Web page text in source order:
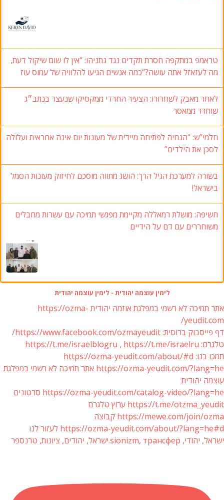
טראמפ במתקפה חסרת תקדים נגד נתניהו: “אין לו שום שיקול דעת,
מה לעזאזל אתה עושה?“כמה אנשים הגיעו להלוויה של עמוס עוז
לאחר מאבק לשחרורו: הצעיר החרדי ממקסיקו שנעצר בנתב״ג
שוחרר ממאסר
חלמי”ש: “הנחיה לפתיחה מיידית של מעונות יום אינה אחראית ועלולה
לסכן את הילדים”
בשורה למערכת הגיל הרך: הושג מתווה מוסכם לחיזוק מעונות הסמל
בישראל!
חשיפה: מושלת רמאללה מקיימת מפגשי תמיכה עם עשרות מחבלים
משוחררים עם דם על הידיים
לימין עוצמה יהודית - לימין עוצמה יהודית
אתר תמיכה לא רשמי במפלגת אוזמה יהודית https://ozma-
yeudit.com/
דף פייסבוק ברוסית: https://www.facebook.com/ozmayeudit/
טלגרם: https://t.me/israelblogru , https://t.me/israelru
תמכו בנו: https://ozma-yeudit.com/about/#d
https://ozma-yeudit.com/?lang=he אתר תמיכה לא רשמי במפלגת
עוצמה יהודית
https://ozma-yeudit.com/catalog-video/?lang=he סרטונים
https://t.me/otzma_yeudit ערוץ טלגרם
https://mewe.com/join/ozma קבוצה
https://ozma-yeudit.com/about/?lang=he#d לעזור לנו
ישראל, יהודי, sionizm, трансфер.ישראל, יהודים, ציונות, טרנספר